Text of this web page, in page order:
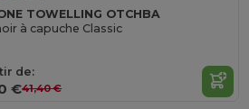
TOWELLING OTCHBA
à capuche Classic
de:
€41,40 €